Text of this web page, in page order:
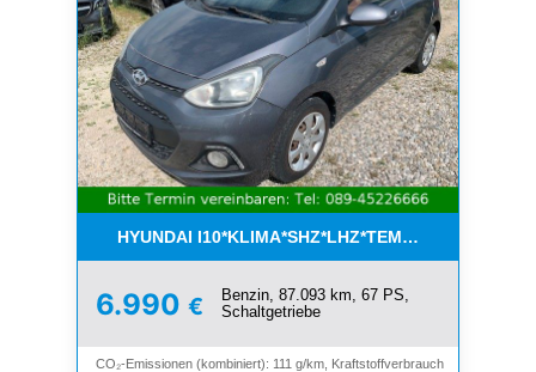
HYUNDAI
6.990 €
Benzin, 87.093 km, 67 PS,
Schaltgetriebe
CO₂-Emissionen (kombiniert): 111 g/km, Kraftstoffverbrauch